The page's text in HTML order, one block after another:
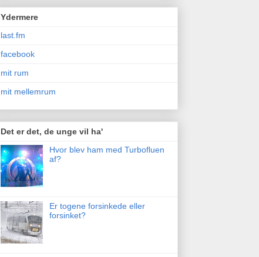
Ydermere
last.fm
facebook
mit rum
mit mellemrum
Det er det, de unge vil ha'
Hvor blev ham med Turbofluen
af?
Er togene forsinkede eller
forsinket?